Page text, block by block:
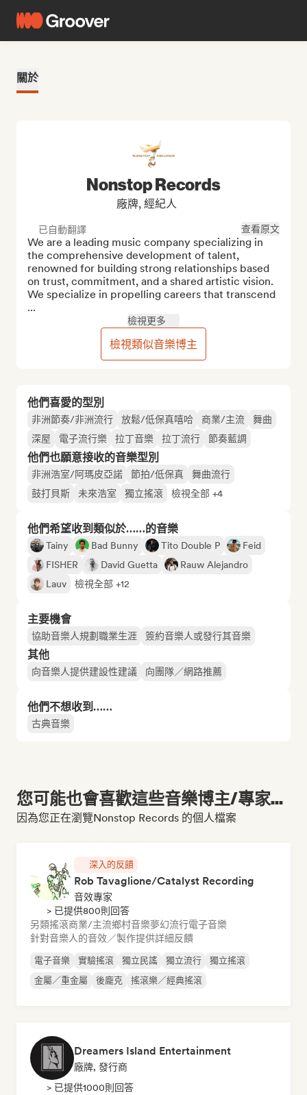
關於
他們喜愛的型別
非洲節奏/非洲流行 放鬆/低保真嘻哈 商業/主流
舞曲
深屋
電子流行樂 拉丁音樂 拉丁流行 節奏藍調
他們也願意接收的音樂型別
非洲浩室/阿瑪皮亞諾 節拍/低保真
舞曲流行
鼓打貝斯
未來浩室 獨立搖滾 檢視全部 +4
他們希望收到類似於……的音樂
Tainy Bad Bunny Tito Double P
Feid
FISHER
David Guetta
Rauw Alejandro
Lauv
檢視全部 +12
主要機會
協助音樂人規劃職業生涯 簽約音樂人或發行其音樂
其他
向音樂人提供建設性建議 向團隊／網路推薦
他們不想收到……
古典音樂
Nonstop Records
廠牌, 經紀人
已自動翻譯 查看原文
We are a leading music company specializing in
the comprehensive development of talent,
renowned for building strong relationships based
on trust, commitment, and a shared artistic vision.
We specialize in propelling careers that transcend
...
檢視更多
檢視類似音樂博主
您可能也會喜歡這些音樂博主/專家...
因為您正在瀏覽Nonstop Records 的個人檔案
深入的反饋
Rob Tavaglione/Catalyst Recording
音效專家
> 已提供800則回答
另類搖滾商業/主流鄉村音樂夢幻流行電子音樂
針對音樂人的音效／製作提供詳細反饋
電子音樂 實驗搖滾 獨立民謠 獨立流行
獨立搖滾
金屬／重金屬
後龐克 搖滾樂／經典搖滾
Dreamers Island Entertainment
廠牌, 發行商
> 已提供1000則回答